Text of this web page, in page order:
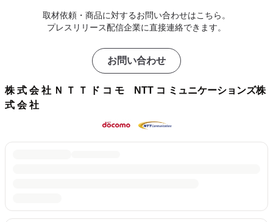
取材依頼・商品に対するお問い合わせはこちら。
プレスリリース配信企業に直接連絡できます。
お問い合わせ
株 式 会 社 Ｎ Ｔ Ｔ ド コ モ NTT コ ミュニケーションズ株
式 会 社